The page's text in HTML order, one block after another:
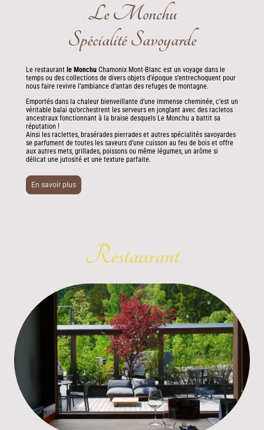
Le Monchu
Spécialité Savoyarde
Le restaurant le Monchu Chamonix Mont-Blanc est un voyage dans le
temps ou des collections de divers objets d’époque s’entrechoquent pour
nous faire revivre l’ambiance d’antan des refuges de montagne.
Emportés dans la chaleur bienveillante d’une immense cheminée, c’est un
véritable balai qu’orchestrent les serveurs en jonglant avec des racletos
ancestraux fonctionnant à la braise desquels Le Monchu a battit sa
réputation !
Ainsi les raclettes, brasérades pierrades et autres spécialités savoyardes
se parfument de toutes les saveurs d’une cuisson au feu de bois et offre
aux autres mets, grillades, poissons ou même légumes, un arôme si
délicat une jutosité et une texture parfaite.
En savoir plus
Restaurant